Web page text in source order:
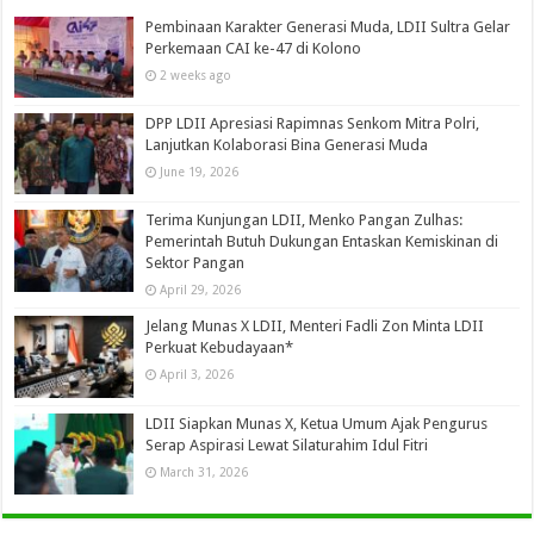
Pembinaan Karakter Generasi Muda, LDII Sultra Gelar
Perkemaan CAI ke-47 di Kolono
2 weeks ago
DPP LDII Apresiasi Rapimnas Senkom Mitra Polri,
Lanjutkan Kolaborasi Bina Generasi Muda
June 19, 2026
Terima Kunjungan LDII, Menko Pangan Zulhas:
Pemerintah Butuh Dukungan Entaskan Kemiskinan di
Sektor Pangan
April 29, 2026
Jelang Munas X LDII, Menteri Fadli Zon Minta LDII
Perkuat Kebudayaan*
April 3, 2026
LDII Siapkan Munas X, Ketua Umum Ajak Pengurus
Serap Aspirasi Lewat Silaturahim Idul Fitri
March 31, 2026